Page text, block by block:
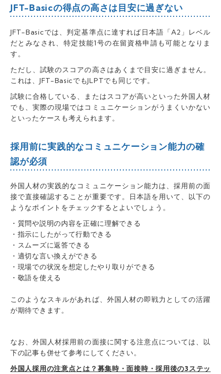
JFT-Basicの得点の高さは目安に過ぎない
JFT-Basicでは、判定基準点に達すれば日本語「A2」レベル
だとみなされ、特定技能1号の在留資格申請も可能となりま
す。
ただし、試験のスコアの高さはあくまで目安に過ぎません。
これは、JFT-BasicでもJLPTでも同じです。
試験に合格している、またはスコアが高いといった外国人材
でも、実際の現場ではコミュニケーションがうまくいかない
といったケースも考えられます。
採用前に実践的なコミュニケーション能力の確
認が必須
外国人材の実践的なコミュニケーション能力は、採用前の面
接で直接確認することが重要です。日本語を用いて、以下の
ようなポイントをチェックするとよいでしょう。
・質問や説明の内容を正確に理解できる
・指示にしたがって行動できる
・スムーズに返答できる
・適切な言い換えができる
・現場での状況を想定したやり取りができる
・敬語を使える
このようなスキルがあれば、外国人材の即戦力としての活躍
が期待できます。
なお、外国人材採用前の面接に関する注意点については、以
下の記事も併せて参考にしてください。
外国人採用の注意点とは？募集時・面接時・採用後の3ステッ